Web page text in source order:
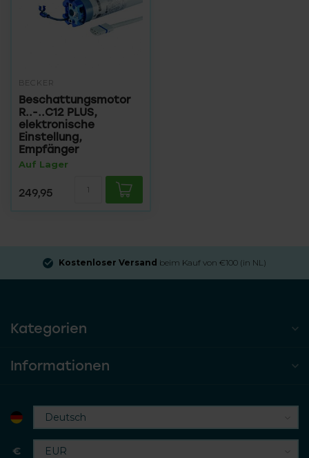
BECKER
Beschattungsmotor
R..-..C12 PLUS,
elektronische
Einstellung,
Empfänger
Auf Lager
249,95
Kostenloser Versand beim Kauf von €100 (in NL)
Kategorien
Informationen
€